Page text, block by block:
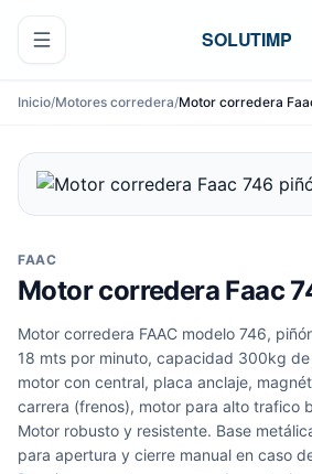
Ir al contenido
SOLUTIMP
Inicio/Motores corredera/Motor corredera
FAAC
Motor corredera Faac
Motor corredera FAAC modelo 746,
18 mts por minuto, capacidad 300kg
motor con central, placa anclaje,
carrera (frenos), motor para alto trafico
Motor robusto y resistente. Base
para apertura y cierre manual en caso